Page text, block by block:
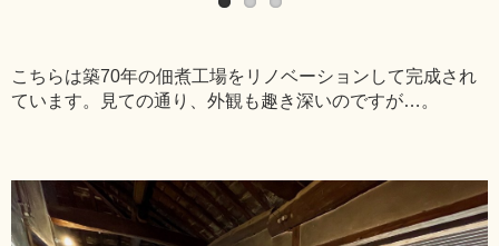
こちらは築70年の佃煮工場をリノベーションして完成され
ています。見ての通り、外観も趣き深いのですが…。